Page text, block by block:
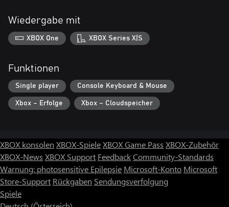
Wiedergabe mit
XBOX One XBOX Series X|S
Funktionen
Single player Console Keyboard & Mouse
Xbox – Erfolge Xbox – Cloudspeicher
XBOX konsolen XBOX-SpieleXBOX Game Pass XBOX-Zubehör
XBOX-News XBOX Support FeedbackCommunity-Standards
Warnung: photosensitive Epilepsie Microsoft-Konto Microsoft
Store-Support Rückgaben Sendungsverfolgung
Spiele